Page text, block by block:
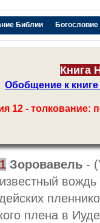
Библии Богословие
Книга
Обобщение к
12 - толкование:
Зоровавель -
плена в